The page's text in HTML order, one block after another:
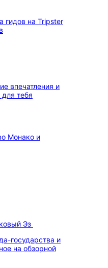
впечатления и
тебя
Эз
государства и
на обзорной